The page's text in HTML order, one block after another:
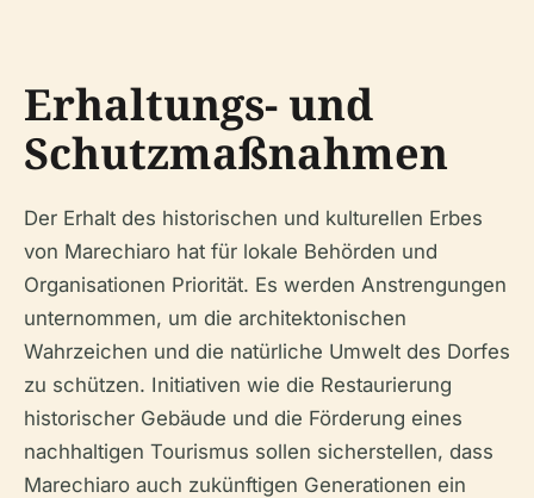
Erhaltungs- und
Schutzmaßnahmen
Der Erhalt des historischen und kulturellen Erbes
von Marechiaro hat für lokale Behörden und
Organisationen Priorität. Es werden Anstrengungen
unternommen, um die architektonischen
Wahrzeichen und die natürliche Umwelt des Dorfes
zu schützen. Initiativen wie die Restaurierung
historischer Gebäude und die Förderung eines
nachhaltigen Tourismus sollen sicherstellen, dass
Marechiaro auch zukünftigen Generationen ein